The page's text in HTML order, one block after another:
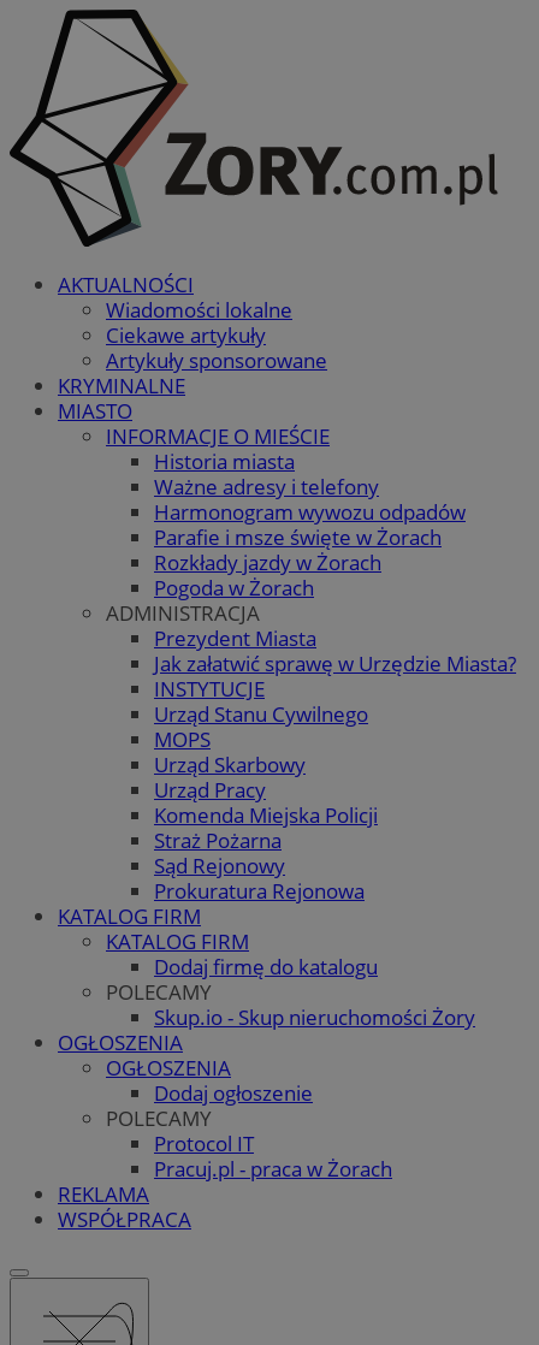
AKTUALNOŚCI
Wiadomości lokalne
Ciekawe artykuły
Artykuły sponsorowane
KRYMINALNE
MIASTO
INFORMACJE O MIEŚCIE
Historia miasta
Ważne adresy i telefony
Harmonogram wywozu odpadów
Parafie i msze święte w Żorach
Rozkłady jazdy w Żorach
Pogoda w Żorach
ADMINISTRACJA
Prezydent Miasta
Jak załatwić sprawę w Urzędzie Miasta?
INSTYTUCJE
Urząd Stanu Cywilnego
MOPS
Urząd Skarbowy
Urząd Pracy
Komenda Miejska Policji
Straż Pożarna
Sąd Rejonowy
Prokuratura Rejonowa
KATALOG FIRM
KATALOG FIRM
Dodaj firmę do katalogu
POLECAMY
Skup.io - Skup nieruchomości Żory
OGŁOSZENIA
OGŁOSZENIA
Dodaj ogłoszenie
POLECAMY
Protocol IT
Pracuj.pl - praca w Żorach
REKLAMA
WSPÓŁPRACA